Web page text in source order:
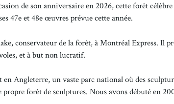
de son anniversaire en 2026, cette forêt célèbre
47e et 48e œuvres prévue cette année.
conservateur de la forêt, à Montréal Express. Il
et à but non lucratif.
Angleterre, un vaste parc national où des
forêt de sculptures. Nous avons débuté en